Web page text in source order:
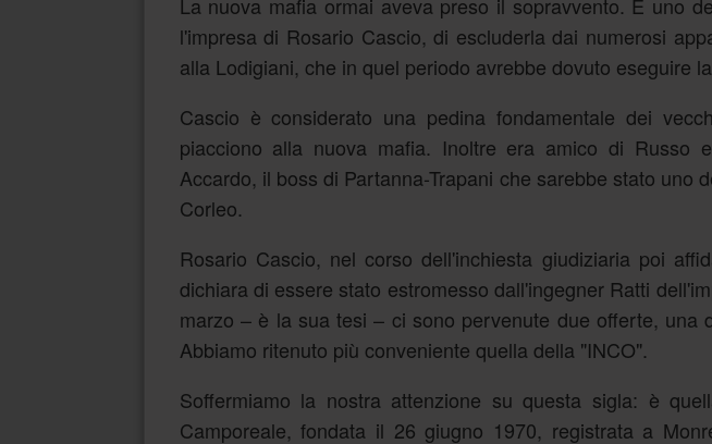
l'impresa di Rosario Cascio, di escluderla dai numerosi
alla Lodigiani, che in quel periodo avrebbe dovuto eseguire
Cascio è considerato una pedina fondamentale dei
piacciono alla nuova mafia. Inoltre era amico di Russo
Accardo, il boss di Partanna-Trapani che sarebbe stato uno
Corleo.
Rosario Cascio, nel corso dell'inchiesta giudiziaria poi
dichiara di essere stato estromesso dall'ingegner Ratti
marzo – è la sua tesi – ci sono pervenute due offerte, una
Abbiamo ritenuto più conveniente quella della "INCO".
Soffermiamo la nostra attenzione su questa sigla: è
Camporeale, fondata il 26 giugno 1970, registrata a